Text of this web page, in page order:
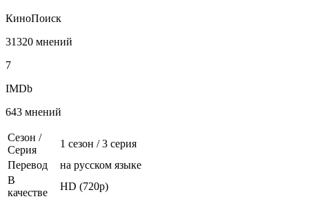
КиноПоиск
31320 мнений
7
IMDb
643 мнений
Сезон /
Серия
1 сезон /3 серия
Перевод
на русском языке
В
качестве
HD (720p)